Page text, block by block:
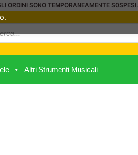
ORDINI SONO TEMPORANEAMENTE SOSPESI.
Altri Strumenti Musicali